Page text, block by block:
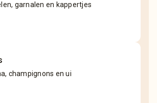
garnalen en kappertjes
champignons en ui